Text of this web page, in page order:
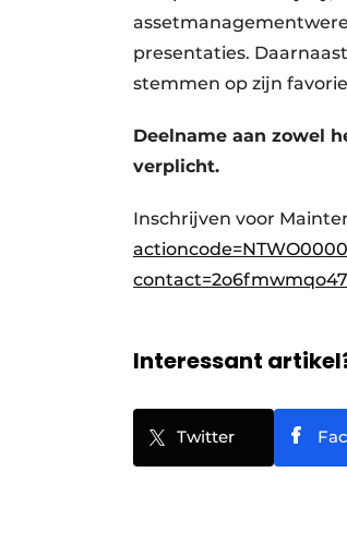
presentaties.
stemmen op zijn
Deelname aan zowel
verplicht.
Inschrijven voor
Interessant
Twitter